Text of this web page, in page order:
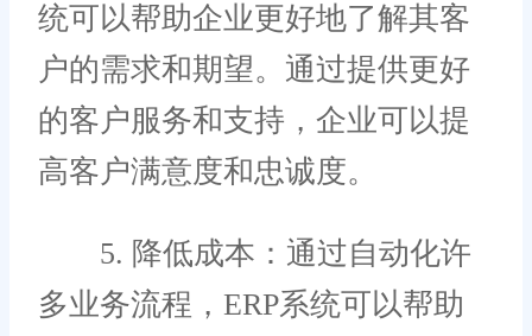
统可以帮助企业更好地了解其客
户的需求和期望。通过提供更好
的客户服务和支持，企业可以提
高客户满意度和忠诚度。
5. 降低成本：通过自动化许
多业务流程，ERP系统可以帮助